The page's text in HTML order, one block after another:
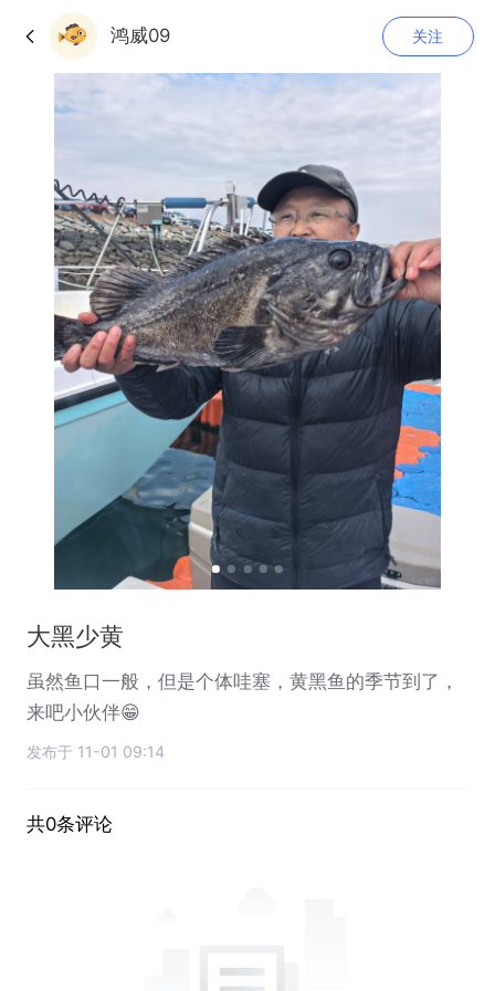
鸿威09 关注
大黑少黄
虽然鱼口一般，但是个体哇塞，黄黑鱼的季节到了，
来吧小伙伴😁
发布于 11-01 09:14
共0条评论